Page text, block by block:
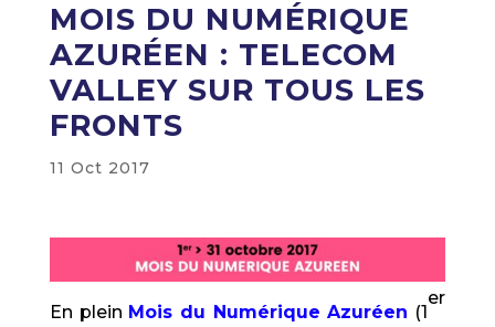
MOIS DU NUMÉRIQUE
AZURÉEN : TELECOM
VALLEY SUR TOUS LES
FRONTS
11 Oct 2017
En plein Mois du Numérique Azuréen (1
er